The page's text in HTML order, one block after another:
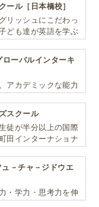
ール［日本橋校］
リッシュにこだわっ
ども達が英語を学ぶ
ーバルインターキ
アカデミックな能力
です。
スクール
徒が半分以上の国際
田インターナショナ
－チャ－ジドウエ
・学力・思考力を伸